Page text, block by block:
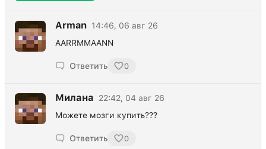
Arman 14:46, 06 авг 26
AARRMMAANN
Ответить 0
Милана
22:42, 04 авг 26
Можете мозги купить???
Ответить 0